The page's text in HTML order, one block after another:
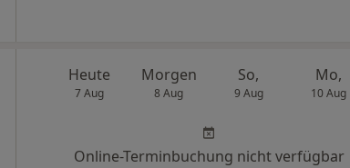
Heute
7 Aug
Morgen
8 Aug
So,
9 Aug
Mo,
10 Aug
Online-Terminbuchung nicht verfügbar